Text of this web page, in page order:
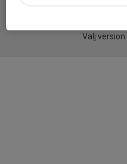
Välj version: